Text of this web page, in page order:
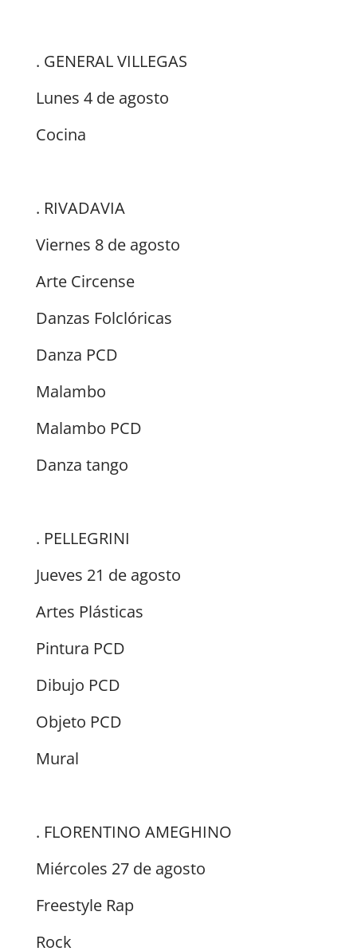
. GENERAL VILLEGAS
Lunes 4 de agosto
Cocina
. RIVADAVIA
Viernes 8 de agosto
Arte Circense
Danzas Folclóricas
Danza PCD
Malambo
Malambo PCD
Danza tango
. PELLEGRINI
Jueves 21 de agosto
Artes Plásticas
Pintura PCD
Dibujo PCD
Objeto PCD
Mural
. FLORENTINO AMEGHINO
Miércoles 27 de agosto
Freestyle Rap
Rock